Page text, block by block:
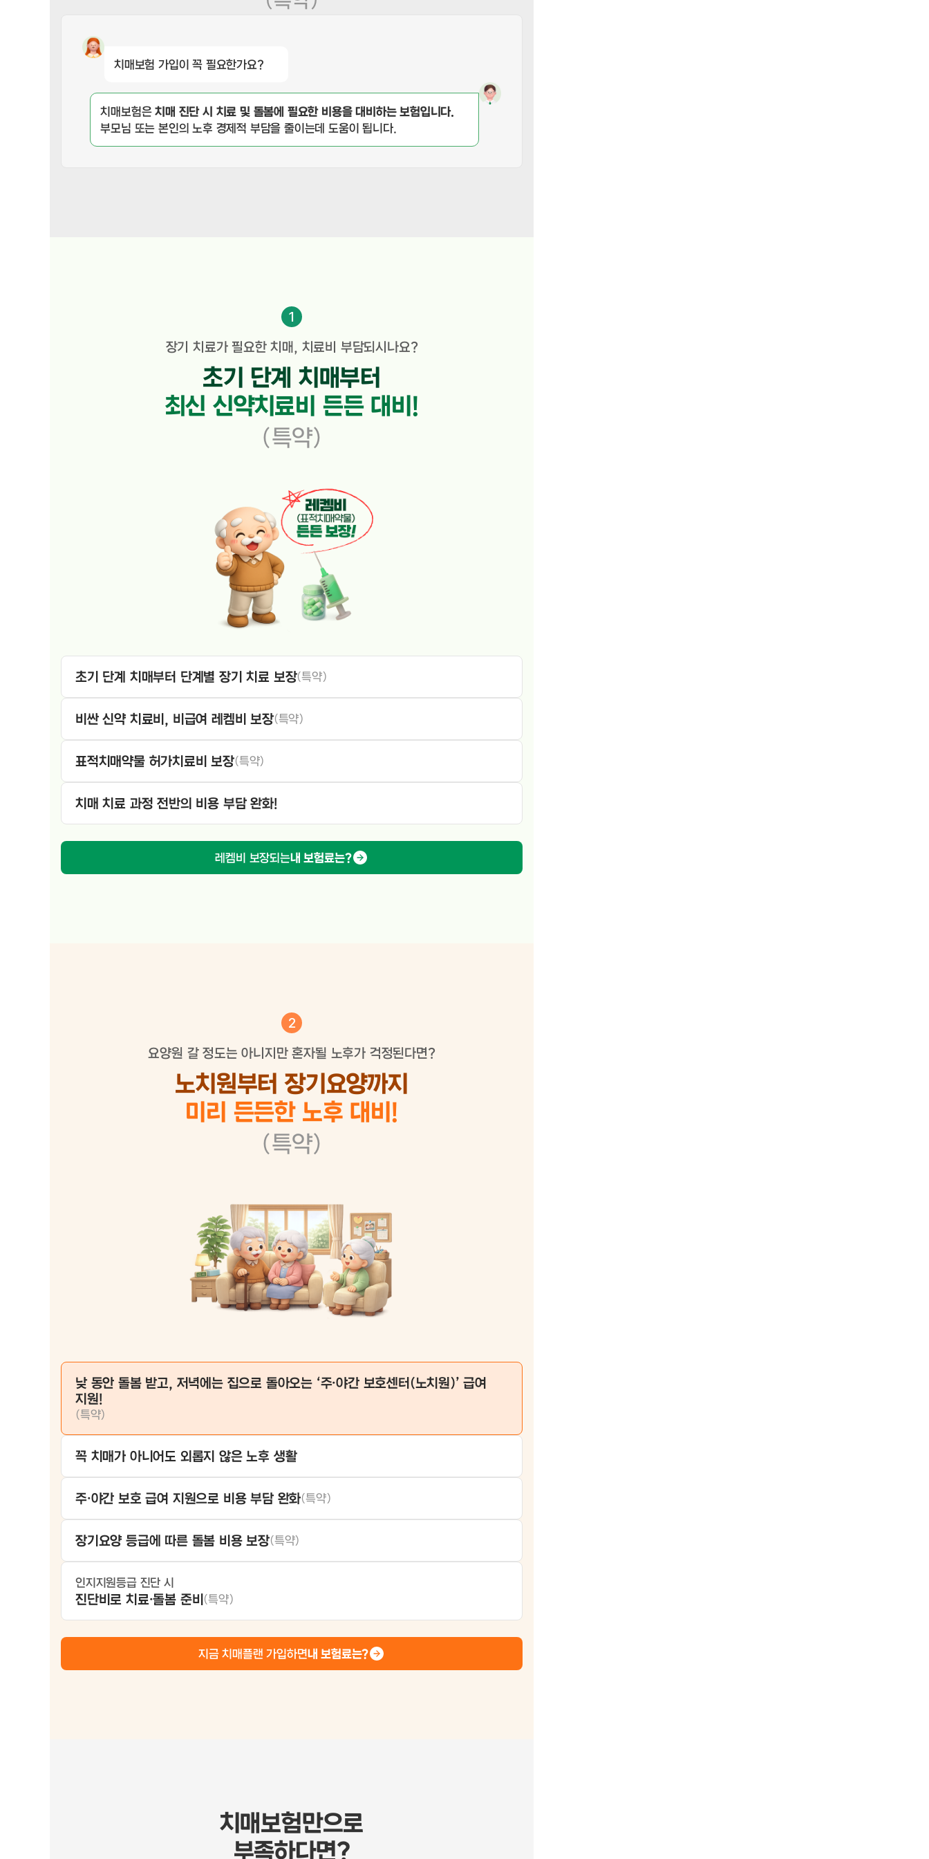
치매보험 가입이 꼭 필요한가요?
치매보험은치매 진단 시 치료 및 돌봄에 필요한 비용을 대비하는 보험입니다.
부모님 또는 본인의 노후 경제적 부담을 줄이는데 도움이 됩니다.
1
장기 치료가 필요한 치매, 치료비 부담되시나요?
초기 단계 치매부터
최신 신약치료비 든든 대비!
(특약)
초기 단계 치매부터 단계별 장기 치료 보장(특약)
비싼 신약 치료비, 비급여 레켐비 보장(특약)
표적치매약물 허가치료비 보장(특약)
치매 치료 과정 전반의 비용 부담 완화!
레켐비 보장되는내 보험료는?
2
요양원 갈 정도는 아니지만 혼자될 노후가 걱정된다면?
노치원부터 장기요양까지
미리 든든한 노후 대비!
(특약)
낮 동안 돌봄 받고, 저녁에는 집으로 돌아오는 ‘주·야간 보호센터(노치원)’ 급여
지원!
(특약)
꼭 치매가 아니어도 외롭지 않은 노후 생활
주·야간 보호 급여 지원으로 비용 부담 완화(특약)
장기요양 등급에 따른 돌봄 비용 보장(특약)
인지지원등급 진단 시
진단비로 치료·돌봄 준비 (특약)
지금 치매플랜 가입하면내 보험료는?
치매보험만으로
부족하다면?